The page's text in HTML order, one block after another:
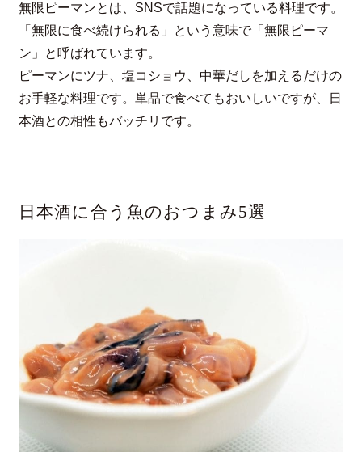
無限ピーマンとは、SNSで話題になっている料理です。
「無限に食べ続けられる」という意味で「無限ピーマ
ン」と呼ばれています。
ピーマンにツナ、塩コショウ、中華だしを加えるだけの
お手軽な料理です。単品で食べてもおいしいですが、日
本酒との相性もバッチリです。
日本酒に合う魚のおつまみ5選